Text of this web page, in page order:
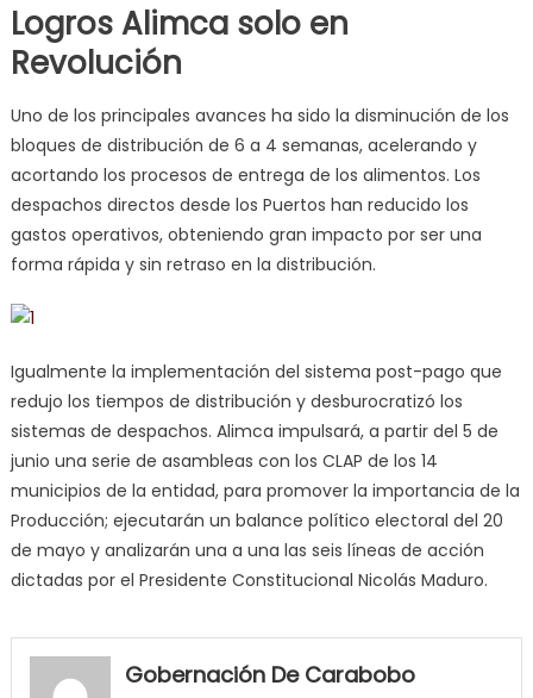
Logros Alimca solo en
Revolución
Uno de los principales avances ha sido la disminución de los
bloques de distribución de 6 a 4 semanas, acelerando y
acortando los procesos de entrega de los alimentos. Los
despachos directos desde los Puertos han reducido los
gastos operativos, obteniendo gran impacto por ser una
forma rápida y sin retraso en la distribución.
Igualmente la implementación del sistema post-pago que
redujo los tiempos de distribución y desburocratizó los
sistemas de despachos. Alimca impulsará, a partir del 5 de
junio una serie de asambleas con los CLAP de los 14
municipios de la entidad, para promover la importancia de la
Producción; ejecutarán un balance político electoral del 20
de mayo y analizarán una a una las seis líneas de acción
dictadas por el Presidente Constitucional Nicolás Maduro.
my
neighbor
Gobernación De Carabobo